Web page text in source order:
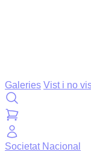
Galeries Vist i no
Societat Nacional